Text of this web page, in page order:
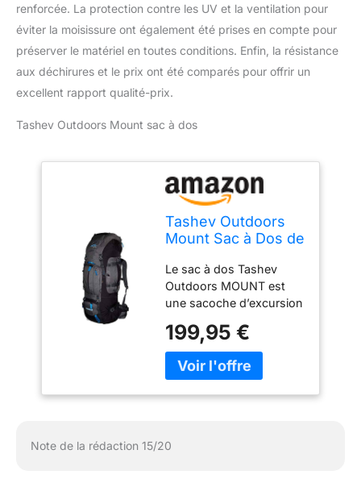
renforcée. La protection contre les UV et la ventilation pour
éviter la moisissure ont également été prises en compte pour
préserver le matériel en toutes conditions. Enfin, la résistance
aux déchirures et le prix ont été comparés pour offrir un
excellent rapport qualité-prix.
Tashev Outdoors Mount sac à dos
Tashev Outdoors
Mount Sac à Dos de
randonnée,
Backpacker pour
Femme et Homme
de 100l Extensible
Jusqu’ à 120l avec
Housse de Pluie
(Fabriqué en UE)
(Blu-Noir)
Le sac à dos Tashev
Outdoors MOUNT est
une sacoche d’excursion
impressionnant volume
de 100 litres + 20 litres
supplémentaires, offrant
besoin lors d’expéditions
199,95 €
Note de la rédaction 15/20